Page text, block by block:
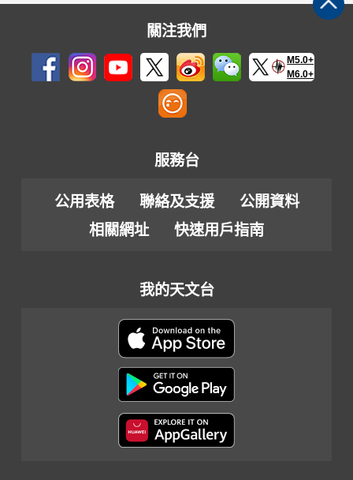
關注我們
M5.0+
M6.0+
服務台
公用表格 聯絡及支援
公開資料
相關網址
快速用戶指南
我的天文台